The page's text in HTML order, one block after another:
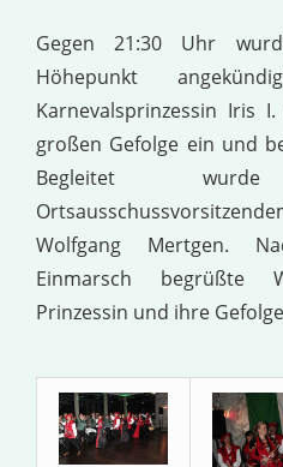
Gegen 21:30 Uhr
Höhepunkt
Karnevalsprinzessin Iris
großen Gefolge ein und
Begleitet
Wolfgang Mertgen.
Einmarsch begrüßte
Prinzessin und ihre